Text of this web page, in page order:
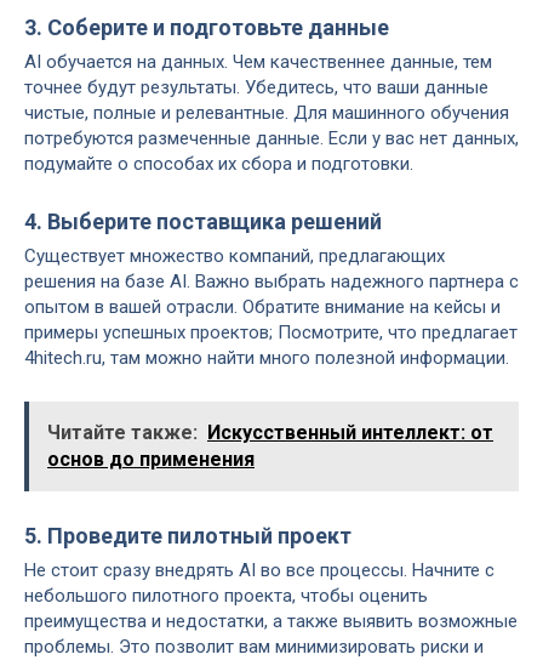
3. Соберите и подготовьте данные
AI обучается на данных. Чем качественнее данные, тем
точнее будут результаты. Убедитесь, что ваши данные
чистые, полные и релевантные. Для машинного обучения
потребуются размеченные данные. Если у вас нет данных,
подумайте о способах их сбора и подготовки.
4. Выберите поставщика решений
Существует множество компаний, предлагающих
решения на базе AI. Важно выбрать надежного партнера с
опытом в вашей отрасли. Обратите внимание на кейсы и
примеры успешных проектов; Посмотрите, что предлагает
4hitech.ru, там можно найти много полезной информации.
Читайте также:
Искусственный интеллект: от
основ до применения
5. Проведите пилотный проект
Не стоит сразу внедрять AI во все процессы. Начните с
небольшого пилотного проекта, чтобы оценить
преимущества и недостатки, а также выявить возможные
проблемы. Это позволит вам минимизировать риски и